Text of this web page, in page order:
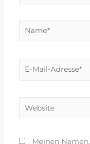
Mail-
Adresse*
Meinen